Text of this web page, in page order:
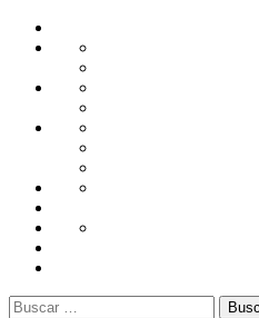
Saltar
Administración
Capacitación
Desarrollo
Gestión
Laborales
Selección
Buscar: